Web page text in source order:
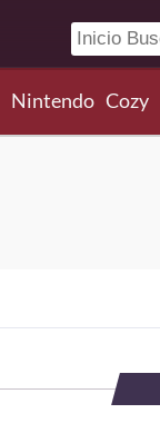
Nintendo Cozy